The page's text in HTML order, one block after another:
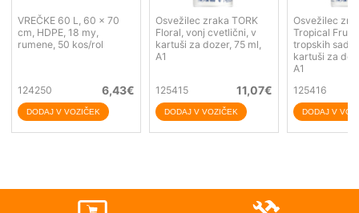
VREČKE 60 L, 60 x 70
cm, HDPE, 18 my,
rumene, 50 kos/rol
124250 6,43€
Osvežilec zraka TORK
Floral, vonj cvetlični, v
kartuši za dozer, 75 ml,
A1
125415 11,07€
Osvežilec
Tropical Fruit,
tropskih
kartuši za
A1
125416